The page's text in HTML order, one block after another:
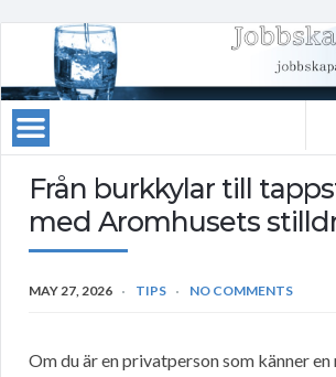
Från burkkylar till
med Aromhusets
MAY 27, 2026 TIPS NO COMMENTS
Om du är en privatperson som känner